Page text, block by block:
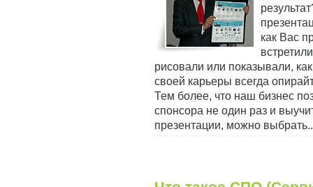
как Вас
рисовали или показывали,
своей карьеры всегда
Тем более, что наш бизнес
спонсора не один раз и
презентации, можно